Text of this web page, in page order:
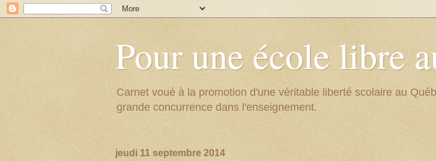
Pour une école libre
Carnet voué à la promotion d'une véritable liberté scolaire au
grande concurrence dans l'enseignement.
jeudi 11 septembre 2014